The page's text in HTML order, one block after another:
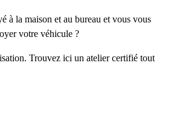
à la maison et au bureau et vous vous
votre véhicule ?
Trouvez ici un atelier certifié tout